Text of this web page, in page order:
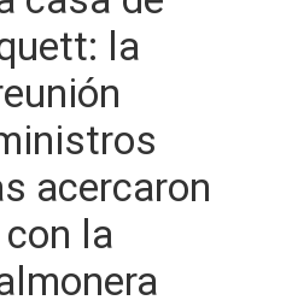
la
acercaron
la